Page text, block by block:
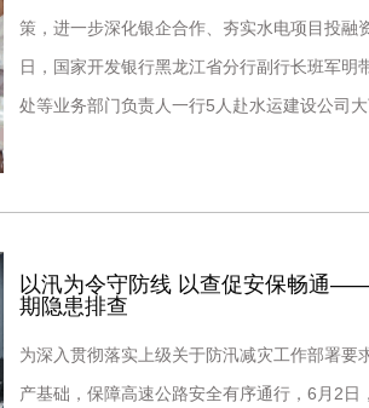
策，进一步深化银企合作、夯实水电项目投融
日，国家开发银行黑龙江省分行副行长班军明
处等业务部门负责人一行5人赴水运建设公司大
以汛为令守防线 以查促安保畅通
期隐患排查
为深入贯彻落实上级关于防汛减灾工作部署要
产基础，保障高速公路安全有序通行，6月2日